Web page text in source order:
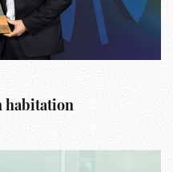
habitation